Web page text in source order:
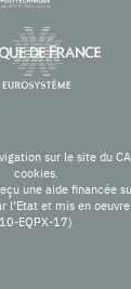
sur le site du
cookies.
une aide financée
l’Etat et mis en
10-EQPX-17)